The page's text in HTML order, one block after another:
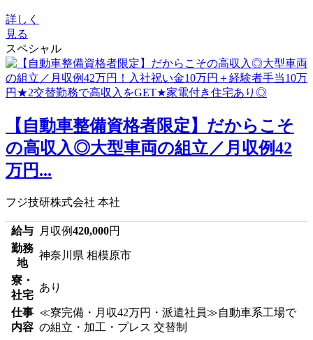
詳しく
見る
スペシャル
【自動車整備資格者限定】だからこそ
の高収入◎大型車両の組立／月収例42
万円...
フジ技研株式会社 本社
給与 月収例420,000円
勤務
地
神奈川県 相模原市
寮・
社宅
あり
仕事
内容
≪寮完備・月収42万円・派遣社員≫自動車系工場で
の組立・加工・プレス 交替制